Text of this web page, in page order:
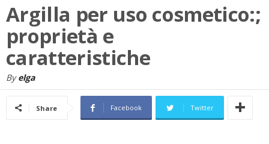
Argilla per uso cosmetico:;
proprietà e
caratteristiche
By elga
Share Facebook Twitter